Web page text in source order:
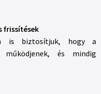
frissítések
is biztosítjuk, hogy a
működjenek, és mindig